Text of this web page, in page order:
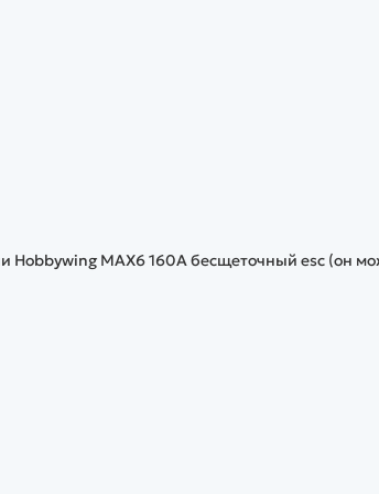
Hobbywing MAX6 160A бесщеточный esc (он